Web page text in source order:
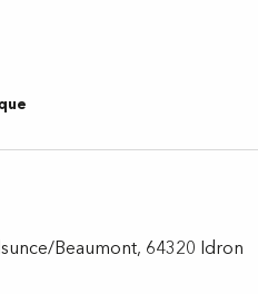
Beaumont, 64320 Idron